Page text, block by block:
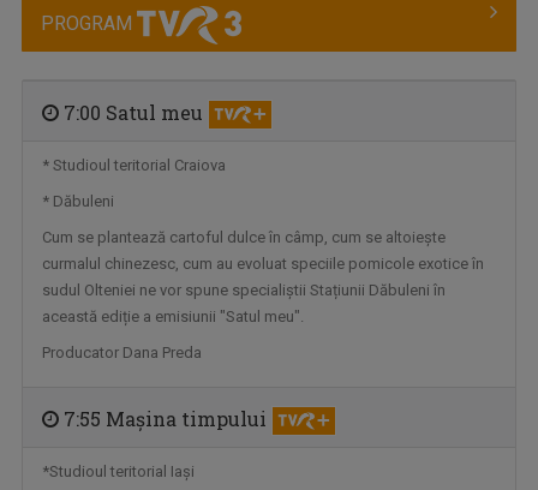
SPORT MAXIM
Sâmbătă, ora 15:00, la TVR3. Vineri, ora ...
PROGRAM
7:00 Satul meu
* Studioul teritorial Craiova
* Dăbuleni
Cum se plantează cartoful dulce în câmp, cum se altoiește
curmalul chinezesc, cum au evoluat speciile pomicole exotice în
sudul Olteniei ne vor spune specialiștii Stațiunii Dăbuleni în
această ediție a emisiunii "Satul meu".
Producator Dana Preda
7:55 Maşina timpului
*Studioul teritorial Iaşi